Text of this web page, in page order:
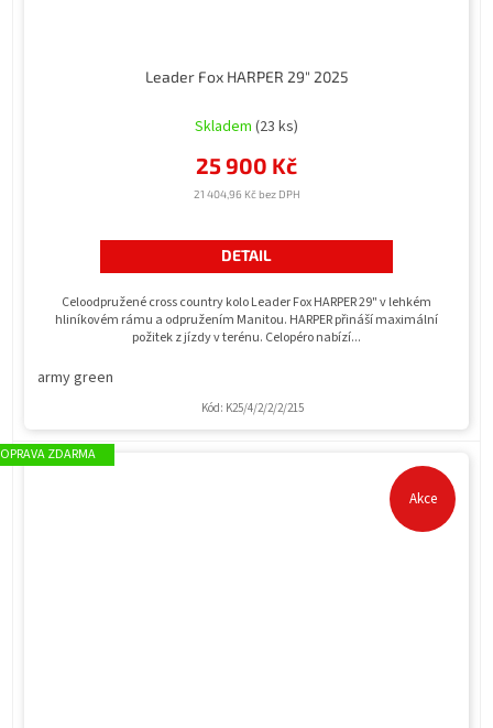
Leader Fox HARPER 29" 2025
hodnocení
je
5,0
hvězdiček.
Skladem (23 ks)
21 404,96 Kč bez DPH
25 900 Kč
DETAIL
Celoodpružené cross country kolo Leader Fox HARPER 29" v lehkém
hliníkovém rámu a odpružením Manitou. HARPER přináší maximální
požitek z jízdy v terénu. Celopéro nabízí...
army green
Kód: K25/4/2/2/2/215
Akce
ZDARMA